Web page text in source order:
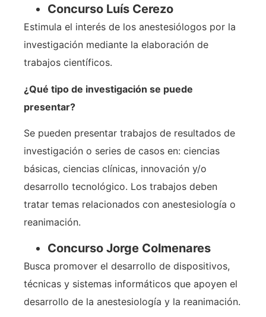
Concurso Luís Cerezo
Estimula el interés de los anestesiólogos por la
investigación mediante la elaboración de
trabajos científicos.
¿Qué tipo de investigación se puede
presentar?
Se pueden presentar trabajos de resultados de
investigación o series de casos en: ciencias
básicas, ciencias clínicas, innovación y/o
desarrollo tecnológico. Los trabajos deben
tratar temas relacionados con anestesiología o
reanimación.
Concurso Jorge Colmenares
Busca promover el desarrollo de dispositivos,
técnicas y sistemas informáticos que apoyen el
desarrollo de la anestesiología y la reanimación.